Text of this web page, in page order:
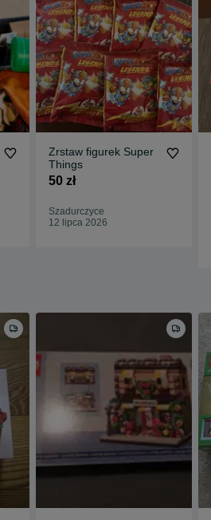
Zrstaw figurek Super
Things
50 zł
Szadurczyce
12 lipca 2026